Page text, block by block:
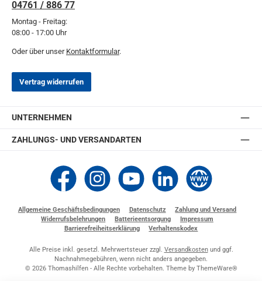
04761 / 886 77
Montag - Freitag:
08:00 - 17:00 Uhr
Oder über unser Kontaktformular.
Vertrag widerrufen
UNTERNEHMEN
ZAHLUNGS- UND VERSANDARTEN
Thomashilfen bei Facebook
Thomashilfen bei Instagram
Thomashilfen bei YouTube
Thomashilfen bei LinkedIn
Zur Website von
Allgemeine Geschäftsbedingungen Datenschutz
Zahlung und Versand
Widerrufsbelehrungen
Batterieentsorgung
Impressum
Barrierefreiheitserklärung
Verhaltenskodex
Alle Preise inkl. gesetzl. Mehrwertsteuer zzgl. Versandkostenund ggf.
Nachnahmegebühren, wenn nicht anders angegeben.
© 2026 Thomashilfen - Alle Rechte vorbehalten. Theme by ThemeWare®